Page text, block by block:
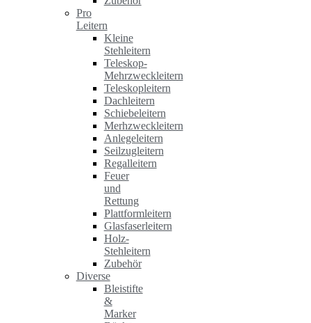
Pro
Leitern
Kleine
Stehleitern
Teleskop-
Mehrzweckleitern
Teleskopleitern
Dachleitern
Schiebeleitern
Merhzweckleitern
Anlegeleitern
Seilzugleitern
Regalleitern
Feuer
und
Rettung
Plattformleitern
Glasfaserleitern
Holz-
Stehleitern
Zubehör
Diverse
Bleistifte
&
Marker